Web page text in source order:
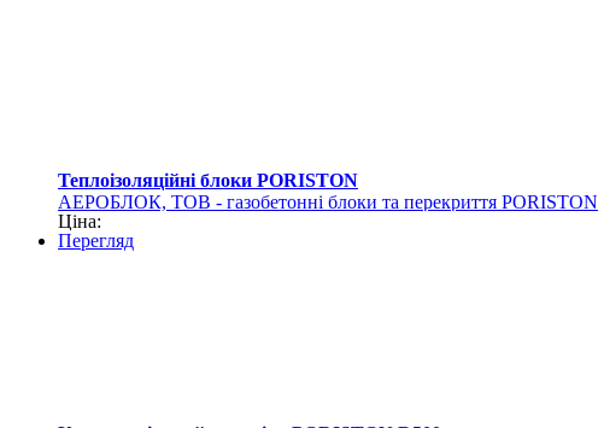
Теплоізоляційні блоки PORISTON
АЕРОБЛОК, ТОВ - газобетонні блоки та перекриття PORISTON
Ціна:
Перегляд